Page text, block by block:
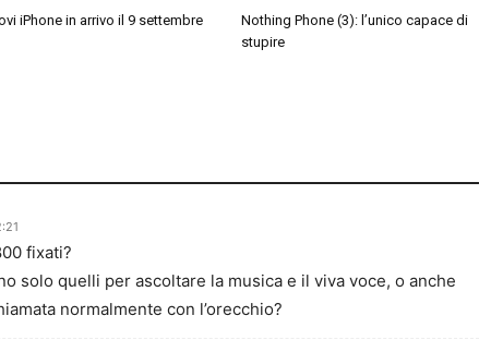
iPhone in arrivo il 9 settembre
Nothing Phone (3): l’unico capace di
stupire
fixati?
solo quelli per ascoltare la musica e il viva voce, o anche
normalmente con l’orecchio?